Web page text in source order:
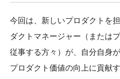
今回は、新しいプロダクトを
ダクトマネージャー（または
従事する方々）が、自分自身
プロダクト価値の向上に貢献